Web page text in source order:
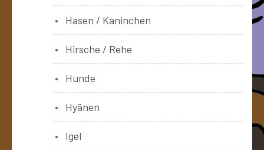
Hasen / Kaninchen
Hirsche / Rehe
Hunde
Hyänen
Igel